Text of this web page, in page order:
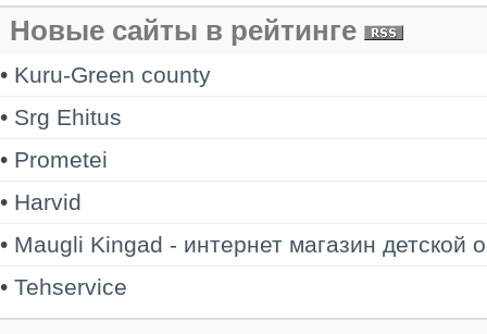
Новые сайты в рейтинге
• Kuru-Green county
• Srg Ehitus
• Prometei
• Harvid
• Maugli Kingad - интернет магазин детской
• Tehservice